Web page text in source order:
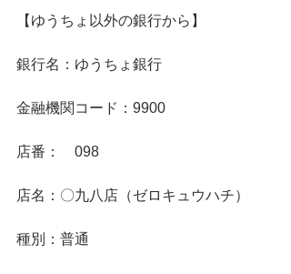
【ゆうちょ以外の銀行から】
銀行名：ゆうちょ銀行
金融機関コード：9900
店番：　098
店名：〇九八店（ゼロキュウハチ）
種別：普通